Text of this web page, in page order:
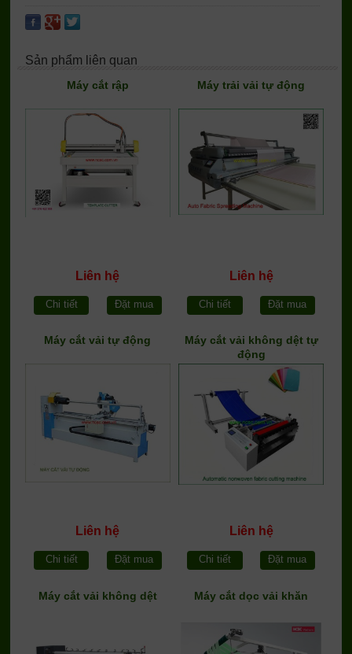
Sản phẩm liên quan
Máy cắt rập
Liên hệ
Chi tiết Đặt mua
Máy trải vải tự động
Liên hệ
Chi tiết Đặt mua
Máy cắt vải tự động
Liên hệ
Chi tiết Đặt mua
Máy cắt vải không dệt tự
động
Liên hệ
Chi tiết Đặt mua
Máy cắt vải không dệt Máy cắt dọc vải khăn